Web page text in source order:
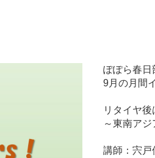
ぽぽら春日
9月の月間
リタイヤ後
～東南ア
講師：宍戸